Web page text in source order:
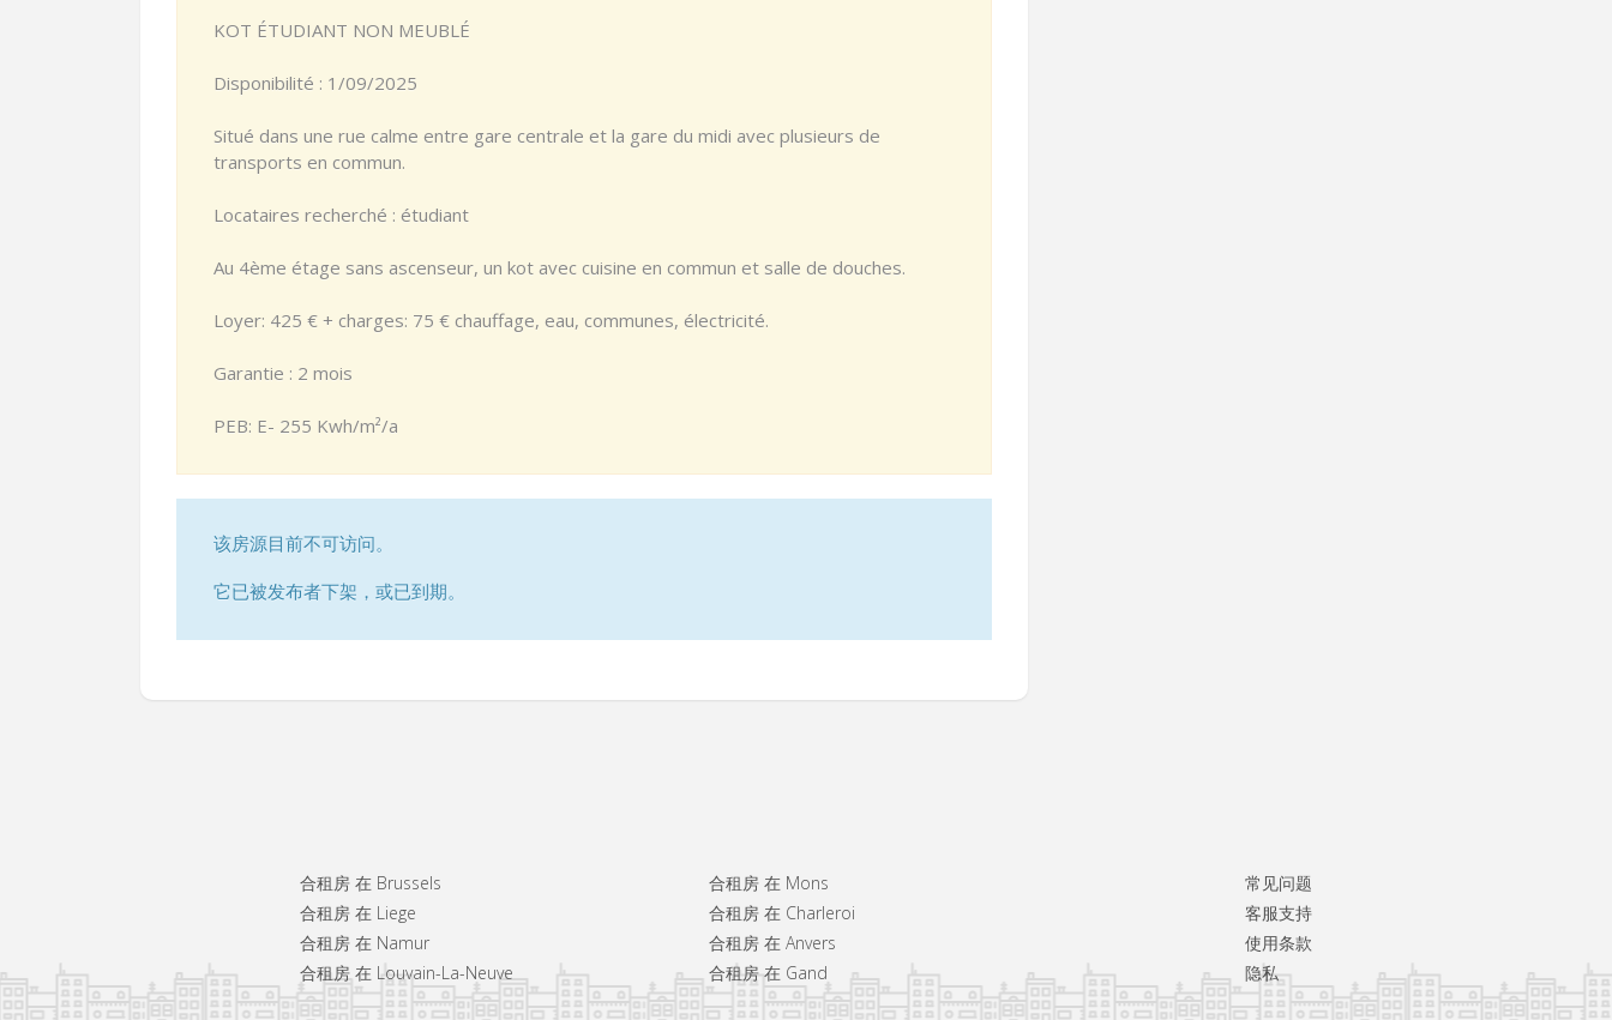
KOT ÉTUDIANT NON MEUBLÉ
Disponibilité : 1/09/2025
Situé dans une rue calme entre gare centrale et la gare du midi avec plusieurs de
transports en commun.
Locataires recherché : étudiant
Au 4ème étage sans ascenseur, un kot avec cuisine en commun et salle de douches.
Loyer: 425 € + charges: 75 € chauffage, eau, communes, électricité.
Garantie : 2 mois
PEB: E- 255 Kwh/m²/a
该房源目前不可访问。
它已被发布者下架，或已到期。
合租房 在 Brussels
合租房 在 Liege
合租房 在 Namur
合租房 在 Louvain-La-Neuve
合租房 在 Mons
合租房 在 Charleroi
合租房 在 Anvers
合租房 在 Gand
常见问题
客服支持
使用条款
隐私